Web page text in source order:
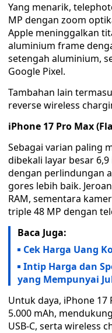
Yang menarik,
MP dengan zoom
Apple meninggalkan
aluminium frame
setengah aluminium,
Google Pixel.
Tambahan lain
reverse wireless
iPhone 17 Pro Max
Sebagai varian paling
dibekali layar besar
dengan perlindungan
gores lebih baik.
RAM, sementara
triple 48 MP dengan
Baca Juga:
Cek Harga Uang
Intip Harga dan
yang Mempunyai
Untuk daya, iPhone
5.000 mAh,
USB-C, serta wireless